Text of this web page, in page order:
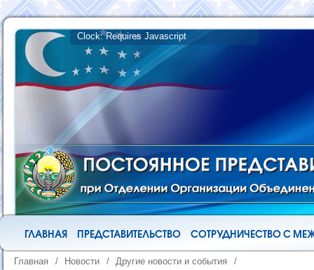
ГЛАВНАЯ ПРЕДСТАВИТЕЛЬСТВО СОТРУДНИЧЕСТВО С
Главная / Новости / Другие новости и события /